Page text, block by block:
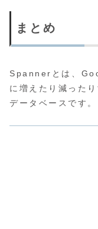
まとめ
Spannerとは、
に増えたり減った
データベースです。